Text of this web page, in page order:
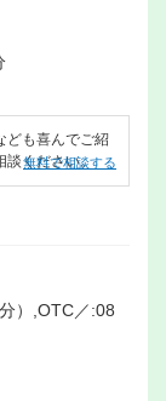
ども喜んでご紹
談ください。
無料で相談する
）,OTC／:08